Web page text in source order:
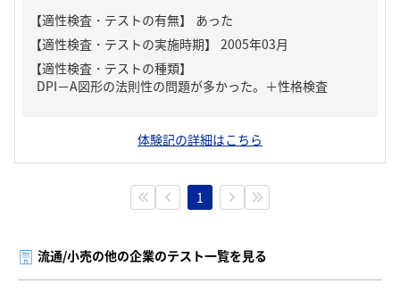
【適性検査・テストの有無】 あった
【適性検査・テストの種類】
DPI－A図形の法則性の問題が多かった。＋性格検査
体験記の詳細はこちら
1
流通/小売の他の企業のテスト一覧を見る